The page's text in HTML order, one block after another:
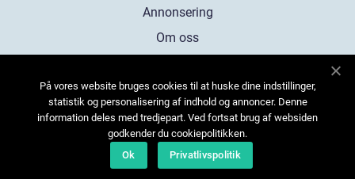
Annonsering
Om oss
Kontakta oss
Sitemap
På vores website bruges cookies til at huske dine indstillinger,
statistik og personalisering af indhold og annoncer. Denne
information deles med tredjepart. Ved fortsat brug af websiden
godkender du cookiepolitikken.
Ok
Privatlivspolitik